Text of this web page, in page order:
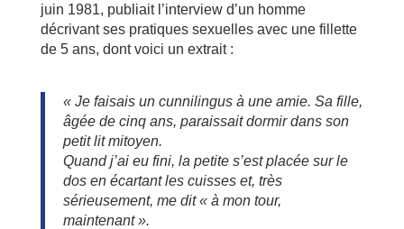
juin 1981, publiait l’interview d’un homme
décrivant ses pratiques sexuelles avec une fillette
de 5 ans, dont voici un extrait :
« Je faisais un cunnilingus à une amie. Sa fille,
âgée de cinq ans, paraissait dormir dans son
petit lit mitoyen.
Quand j’ai eu fini, la petite s’est placée sur le
dos en écartant les cuisses et, très
sérieusement, me dit « à mon tour,
maintenant ».